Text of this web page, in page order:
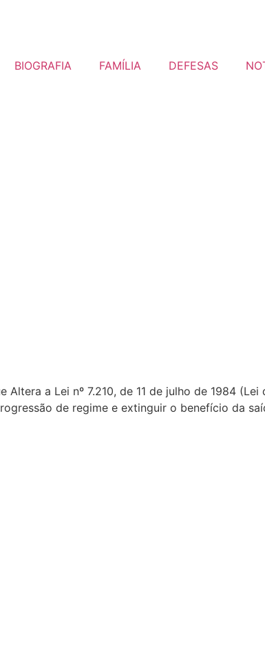
BIOGRAFIA FAMÍLIA DEFESAS
a Lei nº 7.210, de 11 de julho de 1984
de regime e extinguir o benefício da